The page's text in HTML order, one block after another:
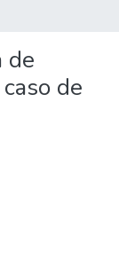
de
de